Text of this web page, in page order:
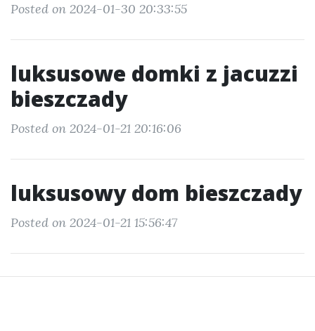
Posted on 2024-01-30 20:33:55
luksusowe domki z jacuzzi
bieszczady
Posted on 2024-01-21 20:16:06
luksusowy dom bieszczady
Posted on 2024-01-21 15:56:47